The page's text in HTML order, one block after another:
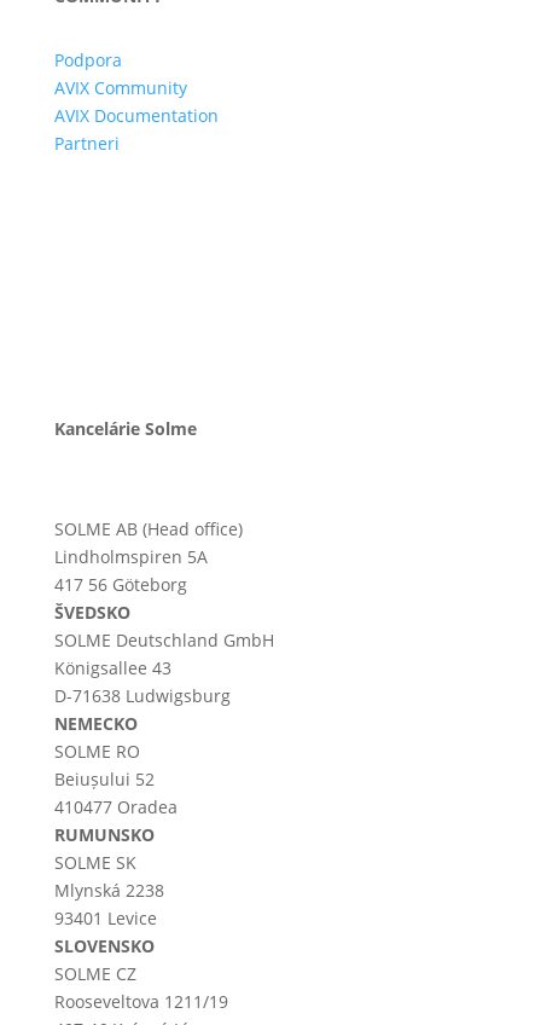
Podpora
AVIX Community
AVIX Documentation
Partneri
Kancelárie Solme
SOLME AB (Head office)
Lindholmspiren 5A
417 56 Göteborg
ŠVEDSKO
SOLME Deutschland GmbH
Königsallee 43
D-71638 Ludwigsburg
NEMECKO
SOLME RO
Beiușului 52
410477 Oradea
RUMUNSKO
SOLME SK
Mlynská 2238
93401 Levice
SLOVENSKO
SOLME CZ
Rooseveltova 1211/19